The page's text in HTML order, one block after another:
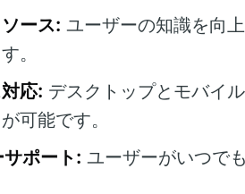
ース: ユーザーの知識を向
。
応: デスクトップとモバイ
可能です。
ポート: ユーザーがいつで